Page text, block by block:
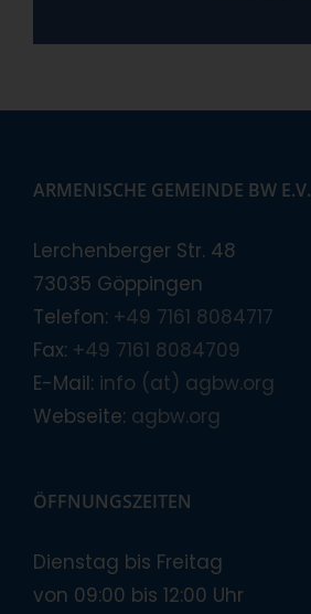
ARMENISCHE GEMEINDE BW E.V.
Lerchenberger Str. 48
73035 Göppingen
Telefon: +49 7161 8084717
Fax: +49 7161 8084709
E-Mail: info (at) agbw.org
Webseite: agbw.org
ÖFFNUNGSZEITEN
Dienstag bis Freitag
von 09:00 bis 12:00 Uhr